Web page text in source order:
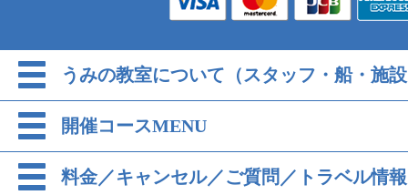
うみの教室について（スタッフ・船・施
開催コースMENU
料金／キャンセル／ご質問／トラベル情報